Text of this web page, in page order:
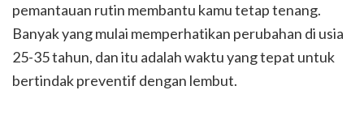
pemantauan rutin membantu kamu tetap tenang.
Banyak yang mulai memperhatikan perubahan di usia
25-35 tahun, dan itu adalah waktu yang tepat untuk
bertindak preventif dengan lembut.